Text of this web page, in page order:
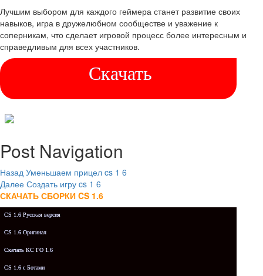
Лучшим выбором для каждого геймера станет развитие своих
навыков, игра в дружелюбном сообществе и уважение к
соперникам, что сделает игровой процесс более интересным и
справедливым для всех участников.
Скачать
Post Navigation
Назад Уменьшаем прицел cs 1 6
Далее Создать игру cs 1 6
СКАЧАТЬ СБОРКИ CS 1.6
CS 1.6 Русская версия
CS 1.6 Оригинал
Скачать КС ГО 1.6
CS 1.6 с Ботами